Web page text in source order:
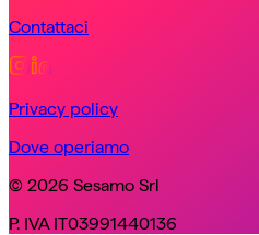
Contattaci
Privacy policy
Dove operiamo
© 2026 Sesamo Srl
P. IVA IT03991440136